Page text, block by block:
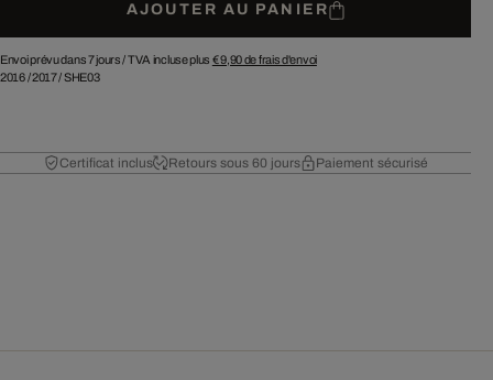
AJOUTER AU PANIER
Envoi prévu dans 7 jours /TVA incluse plus € 9,90de frais d'envoi
2016/2017/SHE03
Certificat inclus Retours sous 60 jours Paiement sécurisé